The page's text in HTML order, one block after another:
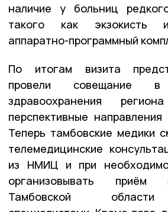
наличие у больниц
такого как экзокисть и
аппаратно-программный
По итогам визита
провели совещание в
здравоохранения
перспективные направления
Теперь тамбовские медики
телемедицинские
из НМИЦ и при
организовывать приём
Тамбовской области